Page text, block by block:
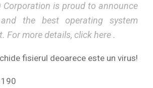
is proud to announce
the best operating system
For more details, click here .
fisierul deoarece este un virus!
190